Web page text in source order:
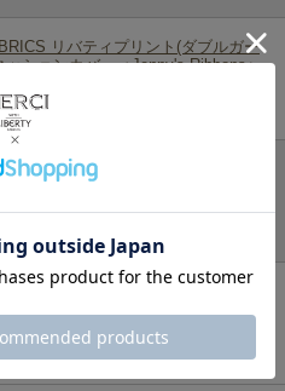
リバティプリント(ダブルガー
ッションカバー＜Jenny's Ribbons＞
)
リバティプリントを使ったクッ
＜Ianthe＞(アイアンシー)BLブルー
リバティプリントを使ったクッ
Rose&Thistle＞(ローズ＆シスル)GR